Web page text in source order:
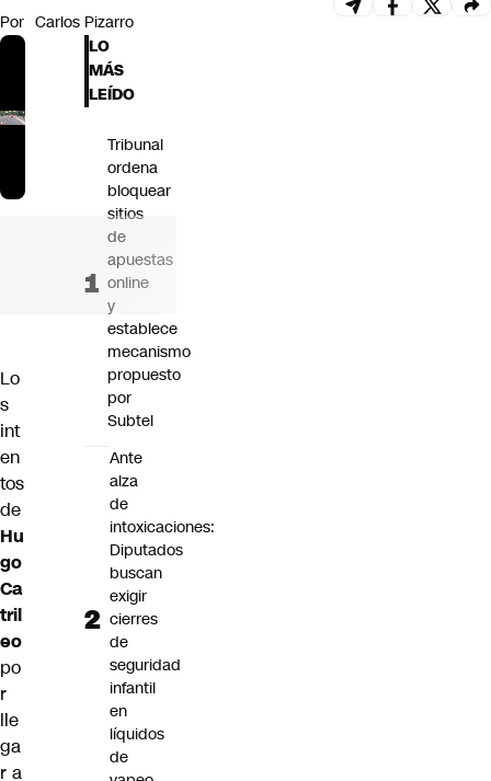
Por Carlos Pizarro
Lo
s
int
en
tos
de
Hu
go
Ca
tril
eo
po
r
lle
ga
r a
LO
MÁS
LEÍDO
Tribunal
ordena
bloquear
sitios
de
apuestas
online
y
establece
mecanismo
propuesto
por
Subtel
Ante
alza
de
intoxicaciones:
Diputados
buscan
exigir
cierres
de
seguridad
infantil
en
líquidos
de